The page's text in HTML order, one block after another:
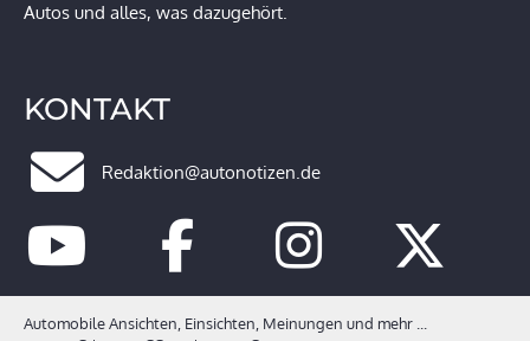
Autos und alles, was dazugehört.
KONTAKT
Redaktion@autonotizen.de
Automobile Ansichten, Einsichten, Meinungen und mehr ...